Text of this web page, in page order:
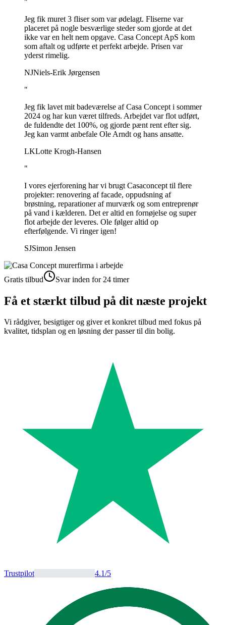
Jeg fik muret 3 fliser som var ødelagt. Fliserne var
placeret på nogle besværlige steder som gjorde at det
ikke var en helt nem opgave. Casa Concept ApS kom
som aftalt og udførte et perfekt arbejde. Prisen var
yderst rimelig.
NJNiels-Erik Jørgensen
"
Jeg fik lavet mit badeværelse af Casa Concept i sommer
2024 og har kun været tilfreds. Arbejdet var flot udført,
de fuldendte det 100%, og gjorde pænt rent efter sig.
Jeg kan varmt anbefale Ole Arndt og hans ansatte.
LKLotte Krogh-Hansen
"
I vores ejerforening har vi brugt Casaconcept til flere
projekter: renovering af facade, oppudsning af
brøstning, reparationer af murværk og som entreprenør
på vand i kælderen. Det er altid en fornøjelse og super
flot arbejde der leveres. Ole følger altid op
efterfølgende. Vi ringer igen!
SJSimon Jensen
Gratis tilbud Svar inden for 24 timer
Få et stærkt tilbud på dit næste projekt
Vi rådgiver, besigtiger og giver et konkret tilbud med fokus på
kvalitet, tidsplan og en løsning der passer til din bolig.
Trustpilot 4.1/5